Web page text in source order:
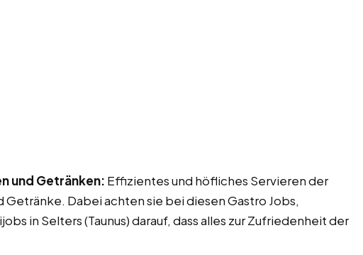
und Getränken: Effizientes und höfliches Servieren der
Dabei achten sie bei diesen Gastro Jobs,
in Selters (Taunus) darauf, dass alles zur Zufriedenheit der